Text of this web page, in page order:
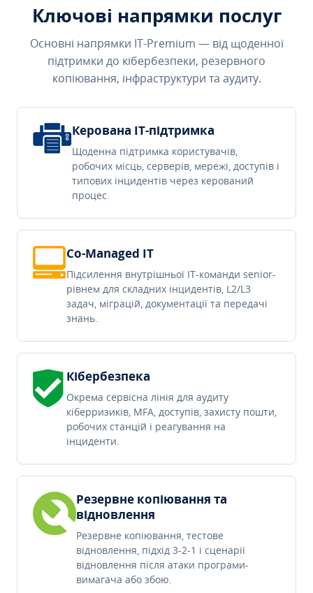
Ключові напрямки послуг
Основні напрямки IT-Premium — від щоденної
підтримки до кібербезпеки, резервного
копіювання, інфраструктури та аудиту.
Керована IT-підтримка
Щоденна підтримка користувачів,
робочих місць, серверів, мережі, доступів і
типових інцидентів через керований
процес.
Co-Managed IT
Підсилення внутрішньої IT-команди senior-
рівнем для складних інцидентів, L2/L3
задач, міграцій, документації та передачі
знань.
Кібербезпека
Окрема сервісна лінія для аудиту
кіберризиків, MFA, доступів, захисту пошти,
робочих станцій і реагування на
інциденти.
Резервне копіювання та
відновлення
Резервне копіювання, тестове
відновлення, підхід 3-2-1 і сценарії
відновлення після атаки програми-
вимагача або збою.